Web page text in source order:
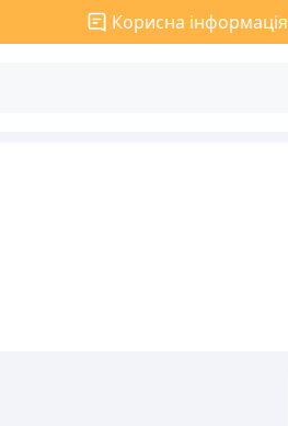
Корисна інформація